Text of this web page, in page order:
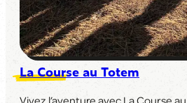
La Course au Totem
Vivez l’aventure avec La Course